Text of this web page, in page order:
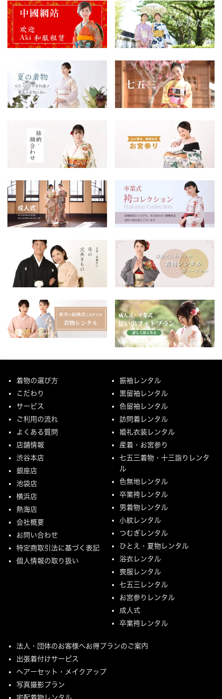
着物の選び方
こだわり
サービス
ご利用の流れ
よくある質問
店舗情報
渋谷本店
銀座店
池袋店
横浜店
熱海店
会社概要
お問い合わせ
特定商取引法に基づく表記
個人情報の取り扱い
振袖レンタル
黒留袖レンタル
色留袖レンタル
訪問着レンタル
婚礼衣装レンタル
産着・お宮参り
七五三着物・十三詣りレンタ
ル
色無地レンタル
卒業袴レンタル
男着物レンタル
小紋レンタル
つむぎレンタル
ひとえ・夏物レンタル
浴衣レンタル
喪服レンタル
七五三レンタル
お宮参りレンタル
成人式
卒業袴レンタル
法人・団体のお客様へお得プランのご案内
出張着付けサービス
ヘアーセット・メイクアップ
写真撮影プラン
宅配着物レンタル